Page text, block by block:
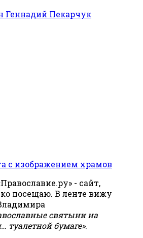
Геннадий Пекарчук
- сайт,
посещаю. В ленте вижу
святыни на
туалетной бумаге».